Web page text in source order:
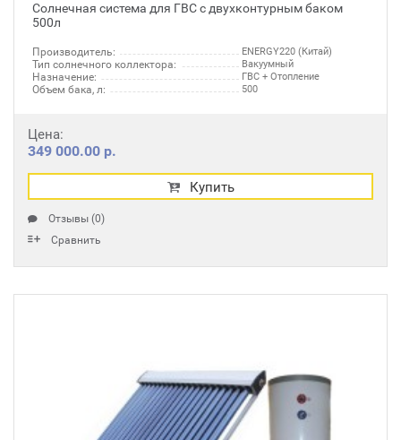
Солнечная система для ГВС с двухконтурным баком
500л
Производитель: ENERGY220 (Китай)
Тип солнечного коллектора: Вакуумный
Назначение: ГВС + Отопление
Объем бака, л: 500
Цена:
349 000.00 р.
Купить
Отзывы (0)
Сравнить